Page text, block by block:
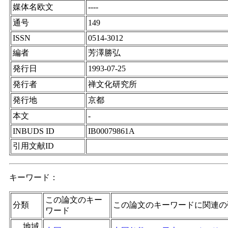
媒体名欧文
----
通号
149
ISSN
0514-3012
編者
芳澤勝弘
発行日
1993-07-25
発行者
禅文化研究所
発行地
京都
本文
-
INBUDS ID
IB00079861A
引用文献ID
キーワード：
分類
この論文のキー
ワード
この論文のキーワードに関連
地域